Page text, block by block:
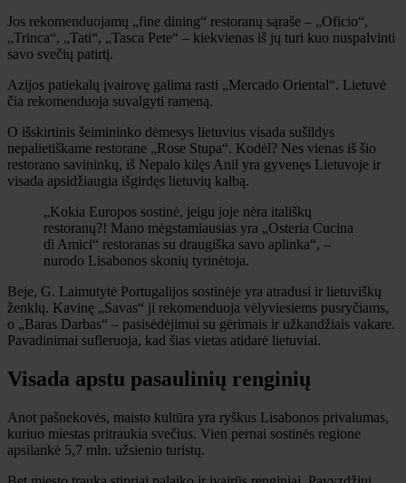
Jos rekomenduojamų „fine dining“ restoranų sąraše – „Oficio“,
„Trinca“, „Tati“, „Tasca Pete“ – kiekvienas iš jų turi kuo nuspalvinti
savo svečių patirtį.
Azijos patiekalų įvairovę galima rasti „Mercado Oriental“. Lietuvė
čia rekomenduoja suvalgyti rameną.
O išskirtinis šeimininko dėmesys lietuvius visada sušildys
nepalietiškame restorane „Rose Stupa“. Kodėl? Nes vienas iš šio
restorano savininkų, iš Nepalo kilęs Anil yra gyvenęs Lietuvoje ir
visada apsidžiaugia išgirdęs lietuvių kalbą.
„Kokia Europos sostinė, jeigu joje nėra itališkų
restoranų?! Mano mėgstamiausias yra „Osteria Cucina
di Amici“ restoranas su draugiška savo aplinka“, –
nurodo Lisabonos skonių tyrinėtoja.
Beje, G. Laimutytė Portugalijos sostinėje yra atradusi ir lietuviškų
ženklų. Kavinę „Savas“ ji rekomenduoja vėlyviesiems pusryčiams,
o „Baras Darbas“ – pasisėdėjimui su gėrimais ir užkandžiais vakare.
Pavadinimai sufleruoja, kad šias vietas atidarė lietuviai.
Visada apstu pasaulinių renginių
Anot pašnekovės, maisto kultūra yra ryškus Lisabonos privalumas,
kuriuo miestas pritraukia svečius. Vien pernai sostinės regione
apsilankė 5,7 mln. užsienio turistų.